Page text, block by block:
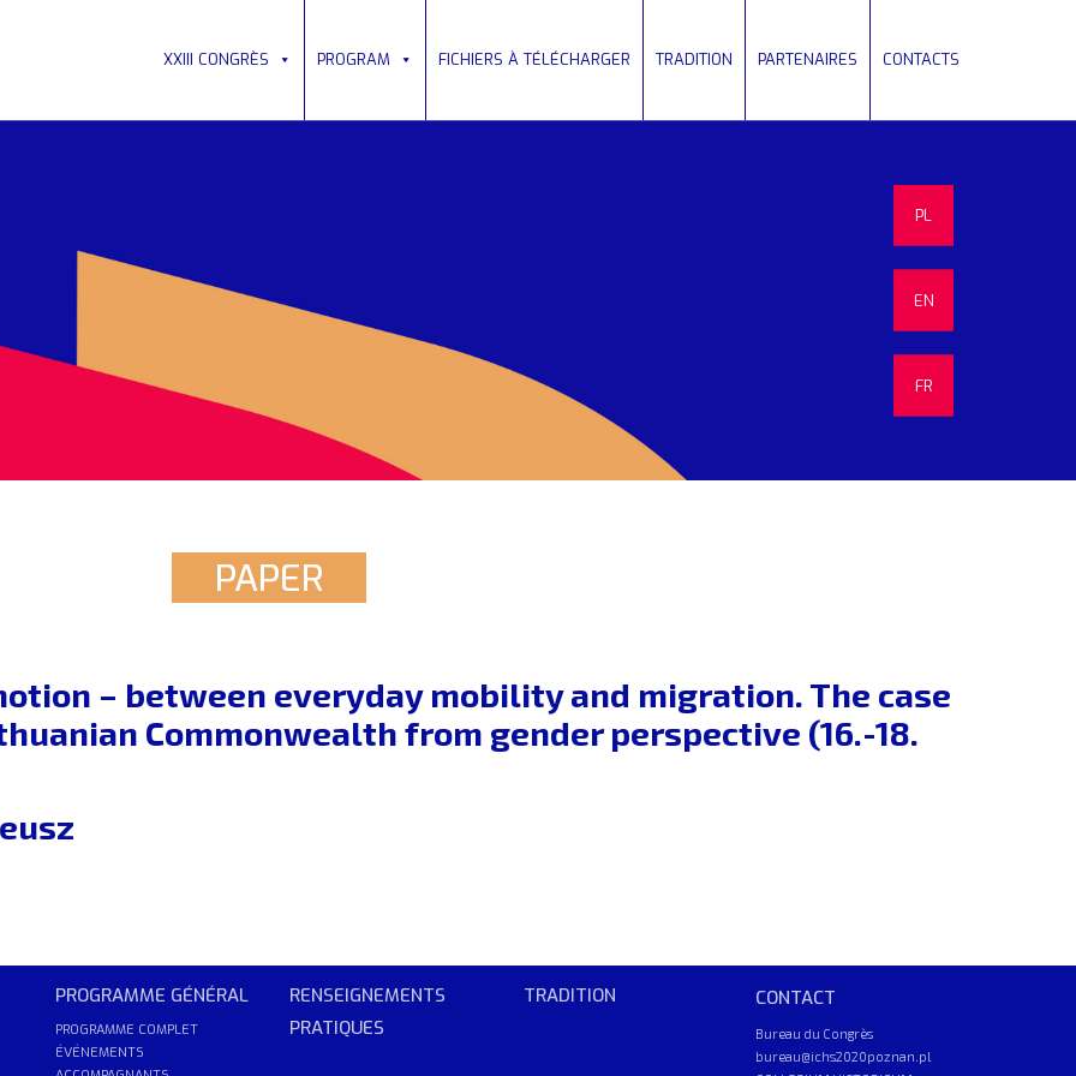
XXIII CONGRÈS PROGRAM FICHIERS À TÉLÉCHARGER TRADITION PARTENAIRES CONTACTS
PL
EN
FR
PAPER
– between everyday mobility and migration. The case
Commonwealth from gender perspective (16.-18.
PROGRAMME GÉNÉRAL
PROGRAMME COMPLET
ÉVÉNEMENTS
RENSEIGNEMENTS
PRATIQUES
TRADITION CONTACT
Bureau du Congrès
bureau@ichs2020poznan.pl